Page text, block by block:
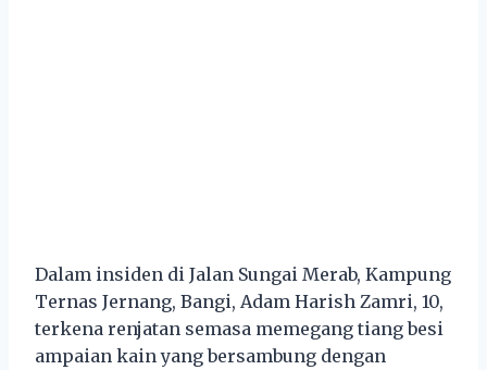
Dalam insiden di Jalan Sungai Merab, Kampung
Ternas Jernang, Bangi, Adam Harish Zamri, 10,
terkena renjatan semasa memegang tiang besi
ampaian kain yang bersambung dengan